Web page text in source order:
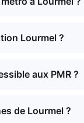
Lourmel ?
aux PMR ?
de Lourmel ?